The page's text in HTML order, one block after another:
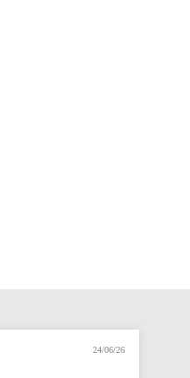
24/06/26